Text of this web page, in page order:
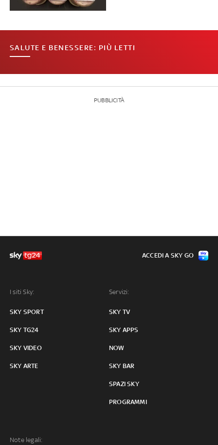
SALUTE E BENESSERE: PIÙ LETTI
PUBBLICITÀ
I siti Sky:
SKY SPORT
SKY TG24
SKY VIDEO
SKY ARTE
Servizi:
SKY TV
SKY APPS
NOW
SKY BAR
SPAZI SKY
PROGRAMMI
Note legali:
ACCEDI A SKY GO